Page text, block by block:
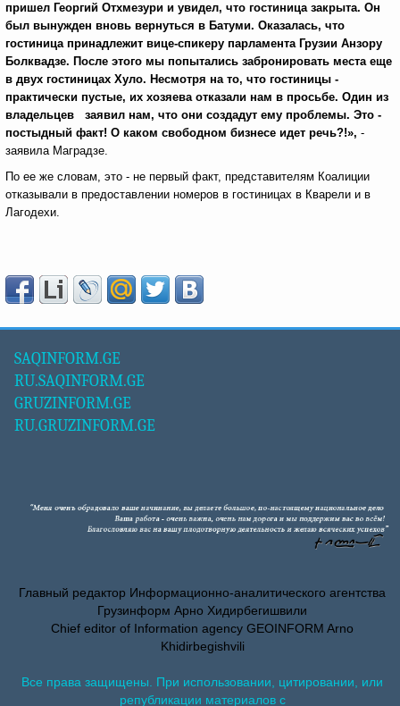
пришел Георгий Отхмезури и увидел, что гостиница закрыта. Он
был вынужден вновь вернуться в Батуми. Оказалась, что
гостиница принадлежит вице-спикеру парламента Грузии Анзору
Болквадзе. После этого мы попытались забронировать места еще
в двух гостиницах Хуло. Несмотря на то, что гостиницы -
практически пустые, их хозяева отказали нам в просьбе. Один из
владельцев заявил нам, что они создадут ему проблемы. Это -
постыдный факт! О каком свободном бизнесе идет речь?!», -
заявила Маградзе.
По ее же словам, это - не первый факт, представителям Коалиции
отказывали в предоставлении номеров в гостиницах в Кварели и в
Лагодехи.
SAQINFORM.GE
RU.SAQINFORM.GE
GRUZINFORM.GE
RU.GRUZINFORM.GE
Главный редактор Информационно-аналитического агентства
Грузинформ Арно Хидирбегишвили
Chief editor of Information agency GEOINFORM Arno
Khidirbegishvili
Все права защищены. При использовании, цитировании, или
републикации материалов с